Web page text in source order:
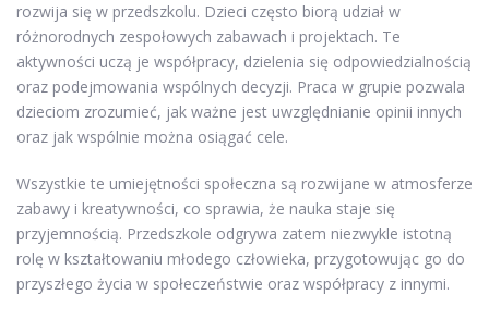
rozwija się w przedszkolu. Dzieci często biorą udział w
różnorodnych zespołowych zabawach i projektach. Te
aktywności uczą je współpracy, dzielenia się odpowiedzialnością
oraz podejmowania wspólnych decyzji. Praca w grupie pozwala
dzieciom zrozumieć, jak ważne jest uwzględnianie opinii innych
oraz jak wspólnie można osiągać cele.
Wszystkie te umiejętności społeczna są rozwijane w atmosferze
zabawy i kreatywności, co sprawia, że nauka staje się
przyjemnością. Przedszkole odgrywa zatem niezwykle istotną
rolę w kształtowaniu młodego człowieka, przygotowując go do
przyszłego życia w społeczeństwie oraz współpracy z innymi.